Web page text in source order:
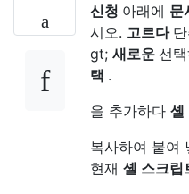
신청 아래에 문
시오. 고르다
gt; 새로운 선
택 .
을 추가하다 셸
복사하여 붙여
현재 셸 스크립